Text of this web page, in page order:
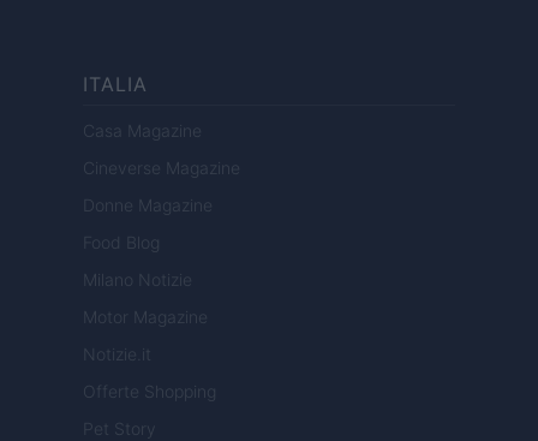
ITALIA
Casa Magazine
Cineverse Magazine
Donne Magazine
Food Blog
Milano Notizie
Motor Magazine
Notizie.it
Offerte Shopping
Pet Story